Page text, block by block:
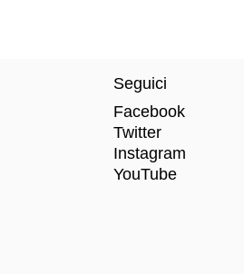
Seguici
Facebook
Twitter
Instagram
YouTube